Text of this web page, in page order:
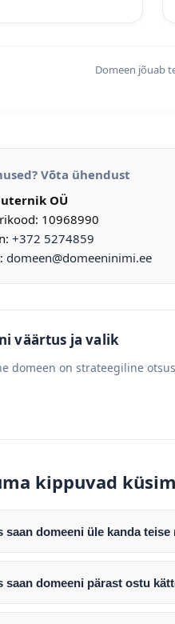
Domeen jõuab
Võta ühendust
OÜ
10968990
+372 5274859
domeen@domeeninimi.ee
väärtus ja valik
domeen on strateegiline
kippuvad
saan domeeni üle kanda
laekumist edastame
registripidaja juurde.
ülekandmine toimub
saan domeeni pärast ostu
vormistamist väljastame